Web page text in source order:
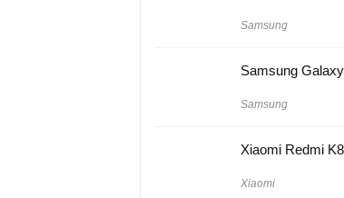
Samsung
Samsung
Samsung
Xiaomi Redmi
Xiaomi